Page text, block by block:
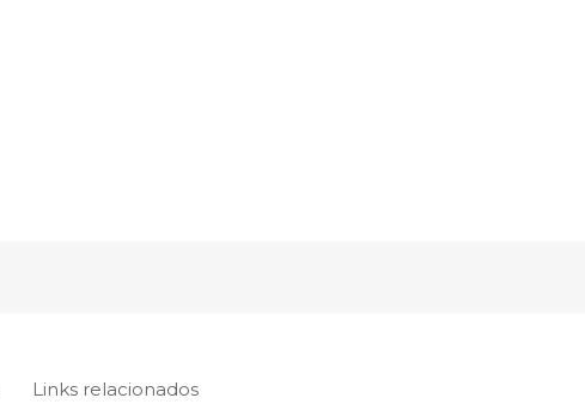
Links relacionados